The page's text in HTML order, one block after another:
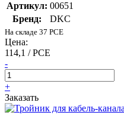
Артикул: 00651
Бренд:
DKC
На складе 37 PCE
Цена:
114,1 / PCE
-
+
Заказать